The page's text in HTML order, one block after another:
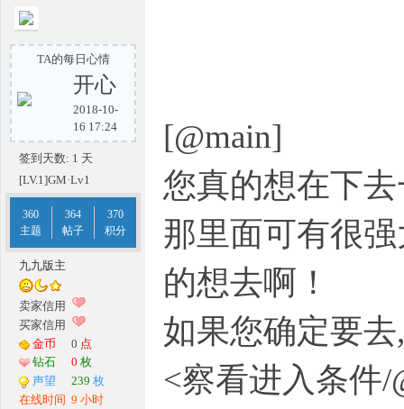
奇
TA的每日心情
开心
2018-10-
16 17:24
签到天数: 1 天
[LV.1]GM·Lv1
360
主题
364
帖子
370
积分
九九版主
卖家信用
买家信用
金币
0 点
钻石
0 枚
声望
239 枚
在线时间 9 小时
[@main]
您真的想在下去
那里面可有很
的想去啊！
如果您确定要
<察看进入条件/